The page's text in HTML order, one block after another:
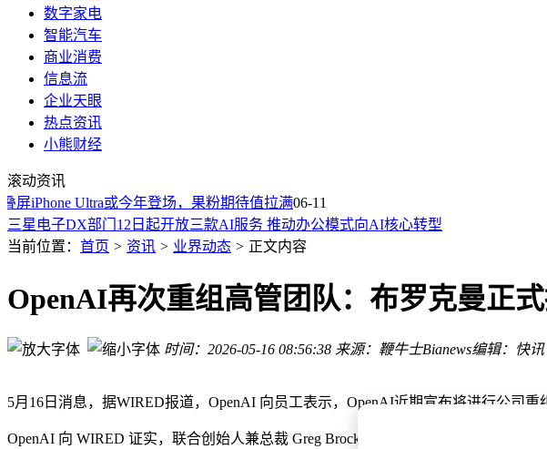
数字家电
智能汽车
商业消费
信息流
企业天眼
热点资讯
小熊财经
滚动资讯
iPhone Ultra或今年登场，果粉期待值拉满06-11
苹果谷歌率先适配Thread 1.4，智能家居生态统一迈出关键一步
小米MiMo-V2.5-Pro-UltraSpeed实测：1T参数模型推理破千TPS，全栈开发秒级响应
三星电子DX部门12日起开放三款AI服务 推动办公模式向AI核心转型
美国“元”公司与印度信实工业携手，将在古吉拉特邦共建AI数据中心
OPPO阔折叠新品开案测试 2nm骁龙8 Elite Gen6 配无痕铰链引关注
宁波凭什么成为人形机器人心脏？汽车供应链如何“丝滑”切换新赛道
阿里换帅显决心：92年技术极客陈宇森接任钉钉CEO 开启AI新篇章
阿里内部变动引关注：钉钉CEO陈航或离职，降职退居幕后方案也在议
苹果谷歌率先适配Thread 1.4，智能家居生态统一迈出关键一步
当前位置： 首页 > 资讯 > 业界动态 > 正文内容
OpenAI再次重组高管团队：布罗克曼正
时间：2026-05-16 08:56:38 来源：鞭牛士Bianews编辑：快讯
5月16日消息，据WIRED报道，OpenAI 向员工表示，OpenAI近期宣布将进行公司重
OpenAI 向 WIRED 证实，联合创始人兼总裁 Greg Brockman 将负责公司的产品战略